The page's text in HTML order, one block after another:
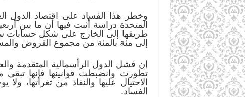
وخطر هذا الفساد على اقتصاد الدول
المتحدة دراسة أثبت فيها أن ما بين
إلى مئة بالمئة من مجموع القروض
إن فشل الدول الرأسمالية المتقدمة
تطورت وانضبطت قوانينها فإنها
الاحتيال عليها والنفاذ من ثغراتها،
الفساد.